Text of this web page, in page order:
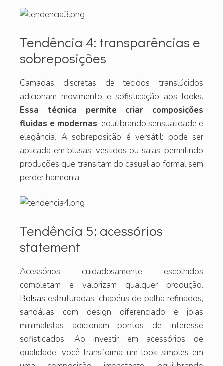
Tendência 4: transparências e
sobreposições
Camadas discretas de tecidos translúcidos
adicionam movimento e sofisticação aos looks.
Essa técnica permite criar composições
fluidas e modernas, equilibrando sensualidade e
elegância. A sobreposição é versátil: pode ser
aplicada em blusas, vestidos ou saias, permitindo
produções que transitam do casual ao formal sem
perder harmonia.
Tendência 5: acessórios
statement
Acessórios cuidadosamente escolhidos
completam e valorizam qualquer produção.
Bolsas estruturadas, chapéus de palha refinados,
sandálias com design diferenciado e joias
minimalistas adicionam pontos de interesse
sofisticados. Ao investir em acessórios de
qualidade, você transforma um look simples em